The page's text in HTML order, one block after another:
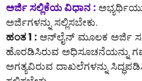
ಅರ್ಜಿ ಸಲ್ಲಿಕೆಯ ವಿಧಾನ :
ಅರ್ಜಿಗಳನ್ನು ಸಲ್ಲಿಸಬೇಕು.
ಹಂತ 1 : ಆನ್‌ಲೈನ್‌ ಮೂಲಕ ಅರ್ಜಿ
ಹೊರಡಿಸಿರುವ ಅಧಿಸೂಚನೆಯನ್ನು
ಅಗತ್ಯವಿರುವ ದಾಖಲೆಗಳನ್ನು